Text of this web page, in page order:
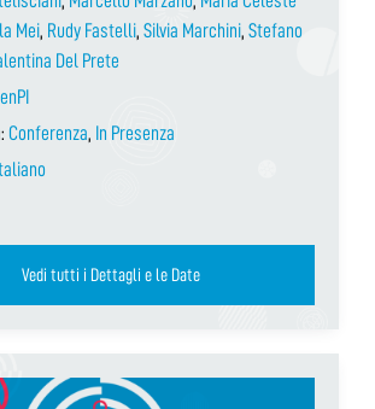
Mei, Rudy Fastelli, Silvia Marchini, Stefano
Del Prete
Conferenza, In Presenza
Vedi tutti i Dettagli e le Date